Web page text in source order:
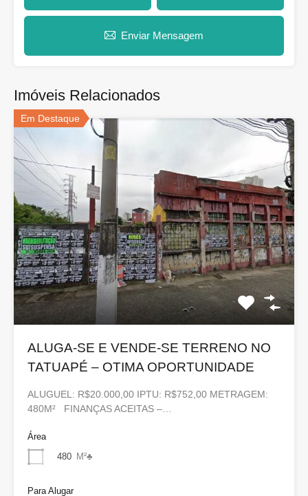
Enviar Mensagem
Imóveis Relacionados
Em Destaque
ALUGA-SE E VENDE-SE TERRENO NO
TATUAPÉ – OTIMA OPORTUNIDADE
ALUGUEL: R$20.000,00 IPTU: R$752,00 METRAGEM:
480M² FINANÇAS ACEITAS –…
Área
480 M²♣
Para Alugar